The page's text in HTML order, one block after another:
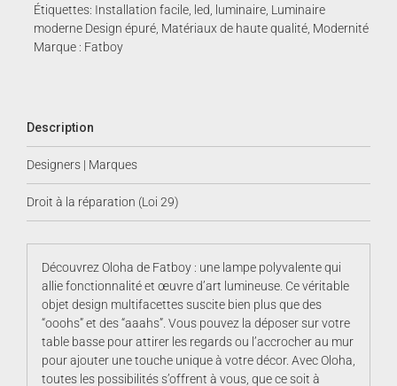
Étiquettes: Installation facile, led, luminaire, Luminaire
moderne Design épuré, Matériaux de haute qualité, Modernité
Marque : Fatboy
Description
Designers | Marques
Droit à la réparation (Loi 29)
Découvrez Oloha de Fatboy : une lampe polyvalente qui
allie fonctionnalité et œuvre d’art lumineuse. Ce véritable
objet design multifacettes suscite bien plus que des
“ooohs” et des “aaahs”. Vous pouvez la déposer sur votre
table basse pour attirer les regards ou l’accrocher au mur
pour ajouter une touche unique à votre décor. Avec Oloha,
toutes les possibilités s’offrent à vous, que ce soit à